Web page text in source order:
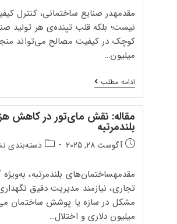
پست:
مقدمهدر صنایع ساختمانی، کنترل
نیست؛ بلکه قلب تپنده‌ی هر
کوچک در کیفیت مصالح می‌تواند
میلیون…
ادامه مطلبچطور
مای‌تور
الگوریتم‌های
هوش
مصنوعی
را
کنترل
به
کار
گرفت؟
مقاله: نقش مای‌تور در کاهش
بلندمرتبه
تاریخ
پست:
آگوست 28, 2025
دسته‌بندی
دسته‌بندی
مقدمهساختمان‌های بلندمرتبه،
تجاری، نیازمند مدیریت دقیق
مشکل در سازه یا پوشش ساختمان
میلیون دلاری و اختلال…